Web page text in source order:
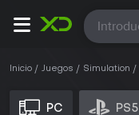
Todas
Inicio Juegos Simulation
PC PS5